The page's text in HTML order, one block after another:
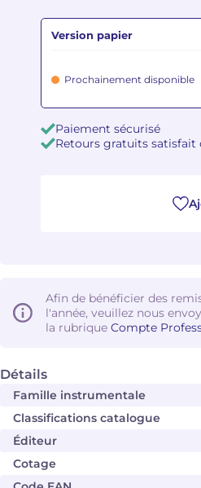
Détails
Famille instrumentale
Classifications catalogue
Éditeur
Cotage
Version papier
Prochainement disponible
Paiement sécurisé
Retours gratuits satisfait
Afin de bénéficier des
l'année, veuillez nous
la rubrique Compte